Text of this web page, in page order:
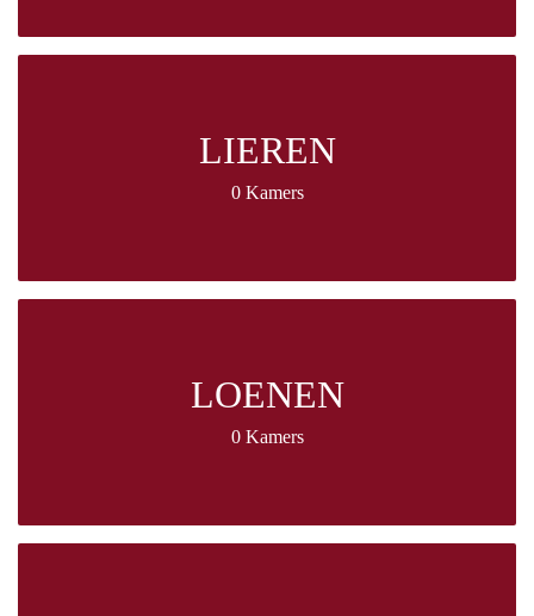
LIEREN
0 Kamers
LOENEN
0 Kamers